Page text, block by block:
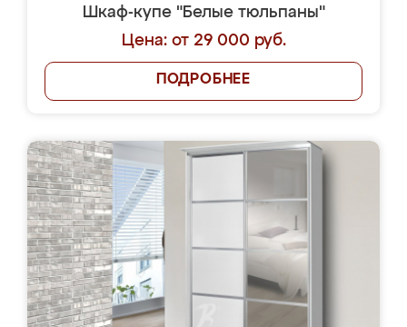
Шкаф-купе "Белые тюльпаны"
Цена: от 29 000 руб.
ПОДРОБНЕЕ